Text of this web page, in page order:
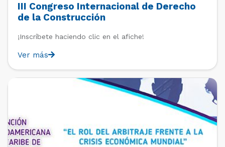
III Congreso Internacional de Derecho
de la Construcción
¡Inscríbete haciendo clic en el afiche!
Ver más